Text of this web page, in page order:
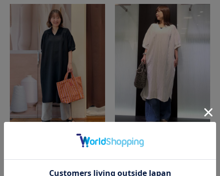
たまプラーザ東急I.T.'S.international 函館丸井今井INED
もっと見る